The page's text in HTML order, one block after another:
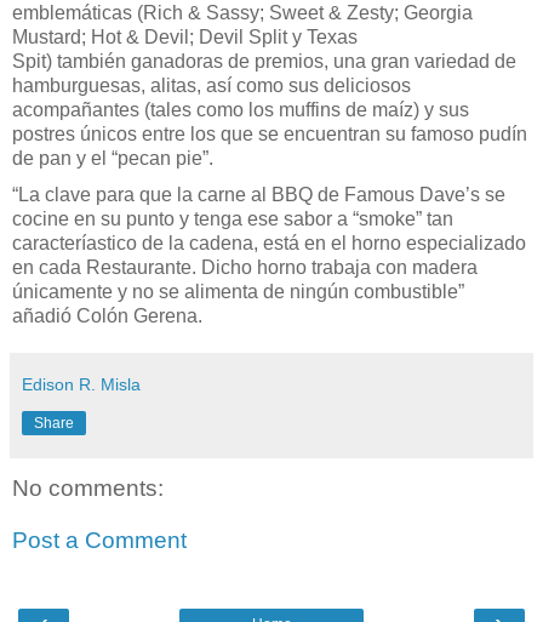
emblemáticas (Rich & Sassy; Sweet & Zesty; Georgia
Mustard; Hot & Devil; Devil Split y Texas
Spit) también ganadoras de premios, una gran variedad de
hamburguesas, alitas, así como sus deliciosos
acompañantes (tales como los muffins de maíz) y sus
postres únicos entre los que se encuentran su famoso pudín
de pan y el “pecan pie”.
“La clave para que la carne al BBQ de Famous Dave’s se
cocine en su punto y tenga ese sabor a “smoke” tan
caracteríastico de la cadena, está en el horno especializado
en cada Restaurante. Dicho horno trabaja con madera
únicamente y no se alimenta de ningún combustible”
añadió Colón Gerena.
Edison R. Misla
Share
No comments:
Post a Comment